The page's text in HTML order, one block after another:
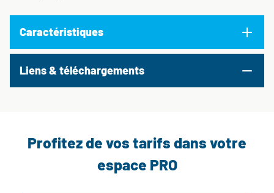
Caractéristiques
Liens & téléchargements
Profitez de vos tarifs dans votre
espace PRO